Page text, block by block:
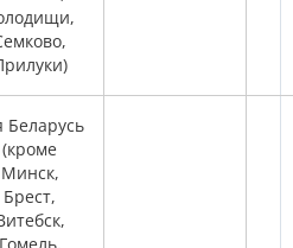
Беларусь
(кроме
Минск,
Брест,